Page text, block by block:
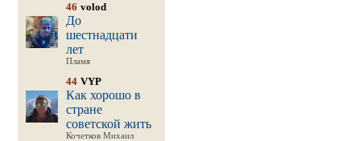
46 volod
До
шестнадцати
лет
Пламя
44 VYP
Как хорошо в
стране
советской жить
Кочетков Михаил